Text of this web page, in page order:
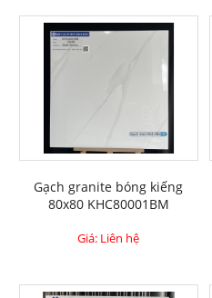
Gạch granite bóng kiếng
80x80 KHC80001BM
Giá: Liên hệ